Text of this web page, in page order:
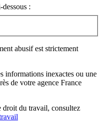
:
abusif est strictement
informations inexactes ou une
de votre agence France
droit du travail, consultez